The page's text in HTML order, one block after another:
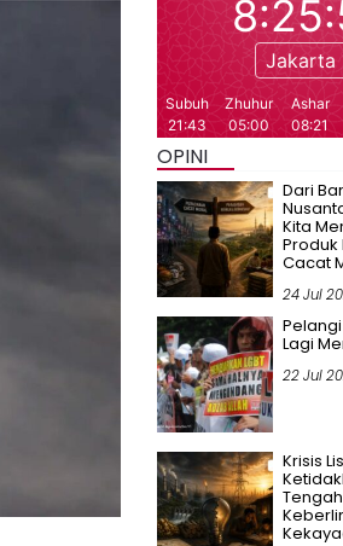
OPINI
Dari
Kita
Cacat
24 Jul
Lagi
22 Jul
Krisis
Tengah